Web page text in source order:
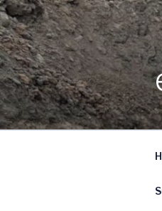
Ir
al
contenido